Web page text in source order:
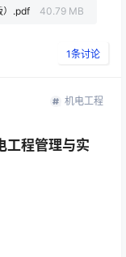
）.pdf 40.79 MB
1条讨论
机电工程
程管理与实